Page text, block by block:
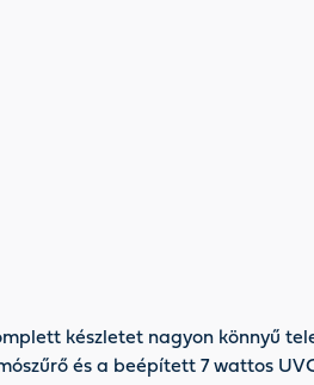
készletet nagyon könnyű
és a beépített 7 wattos